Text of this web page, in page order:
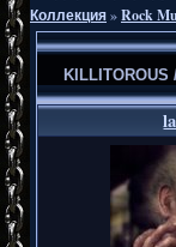
Коллекция»Rock
KILLITOROUS